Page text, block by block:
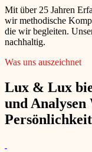
Mit über 25 Jahren
wir methodische
die wir begleiten.
nachhaltig.
Was uns auszeichnet
Lux & Lux
und Analysen